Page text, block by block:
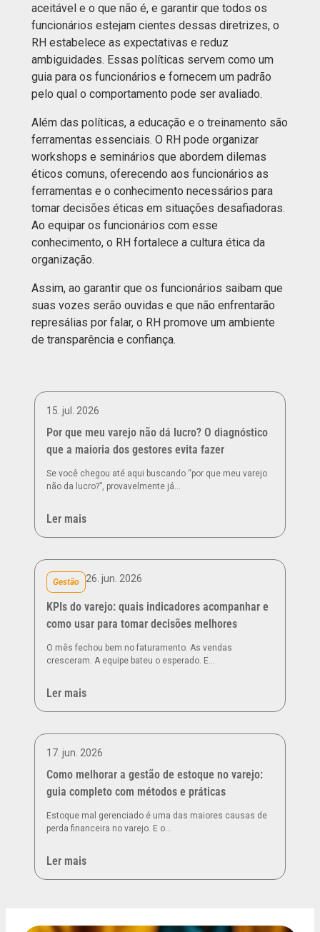
aceitável e o que não é, e garantir que todos os
funcionários estejam cientes dessas diretrizes, o
RH estabelece as expectativas e reduz
ambiguidades. Essas políticas servem como um
guia para os funcionários e fornecem um padrão
pelo qual o comportamento pode ser avaliado.
Além das políticas, a educação e o treinamento são
ferramentas essenciais. O RH pode organizar
workshops e seminários que abordem dilemas
éticos comuns, oferecendo aos funcionários as
ferramentas e o conhecimento necessários para
tomar decisões éticas em situações desafiadoras.
Ao equipar os funcionários com esse
conhecimento, o RH fortalece a cultura ética da
organização.
Assim, ao garantir que os funcionários saibam que
suas vozes serão ouvidas e que não enfrentarão
represálias por falar, o RH promove um ambiente
de transparência e confiança.
15. jul. 2026
Por que meu varejo não dá lucro? O diagnóstico
que a maioria dos gestores evita fazer
Se você chegou até aqui buscando “por que meu varejo
não da lucro?”, provavelmente já…
Ler mais
Gestão 26. jun. 2026
KPIs do varejo: quais indicadores acompanhar e
como usar para tomar decisões melhores
O mês fechou bem no faturamento. As vendas
cresceram. A equipe bateu o esperado. E…
Ler mais
17. jun. 2026
Como melhorar a gestão de estoque no varejo:
guia completo com métodos e práticas
Estoque mal gerenciado é uma das maiores causas de
perda financeira no varejo. E o…
Ler mais